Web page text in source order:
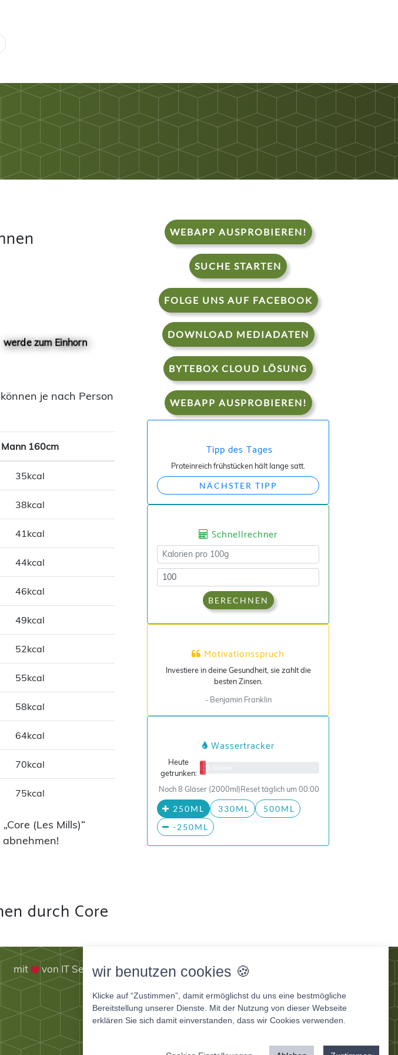
werde zum Einhorn
je nach Person
Mann 160cm
35kcal
38kcal
41kcal
44kcal
46kcal
49kcal
52kcal
55kcal
58kcal
64kcal
70kcal
75kcal
(Les Mills)“
durch Core
WEBAPP AUSPROBIEREN!
SUCHE STARTEN
FOLGE UNS AUF FACEBOOK
DOWNLOAD MEDIADATEN
BYTEBOX CLOUD LÖSUNG
WEBAPP AUSPROBIEREN!
Tipp des Tages
Proteinreich frühstücken hält lange satt.
NÄCHSTER TIPP
Schnellrechner
BERECHNEN
Motivationsspruch
Investiere in deine Gesundheit, sie zahlt die
besten Zinsen.
- Benjamin Franklin
Wassertracker
Heute
getrunken:
0/8 Gläser
Noch 8 Gläser (2000ml)Reset täglich um 00:00
250ML 330ML
500ML
-250ML
mit von IT Service Herzogwir benutzen cookies 🍪
Klicke auf “Zustimmen”, damit ermöglichst du uns eine bestmögliche
Bereitstellung unserer Dienste. Mit der Nutzung von dieser Webseite
erklären Sie sich damit einverstanden, dass wir Cookies verwenden.